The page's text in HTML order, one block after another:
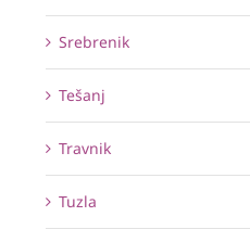
Srebrenik
Tešanj
Travnik
Tuzla